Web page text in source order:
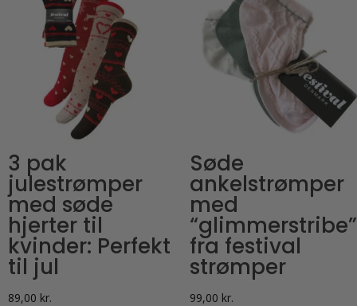
3 pak
julestrømper
med søde
hjerter til
kvinder: Perfekt
til jul
89,00 kr.
Søde
ankelstrømper
med
“glimmerstribe”
fra festival
strømper
99,00 kr.